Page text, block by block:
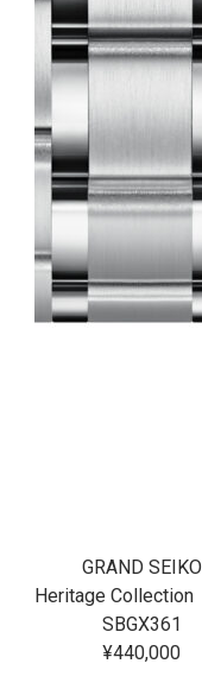
GRAND SEIKO
SBGX361
¥440,000